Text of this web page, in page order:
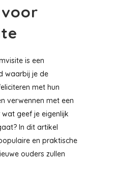
is een
waarbij je de
met hun
verwennen met een
geef je eigenlijk
In dit artikel
en praktische
ouders zullen